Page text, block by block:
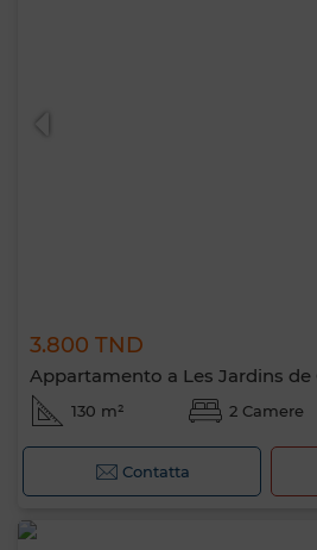
3.800 TND
Appartamento a Les Jardins de
130 m² 2 Camere
Contatta